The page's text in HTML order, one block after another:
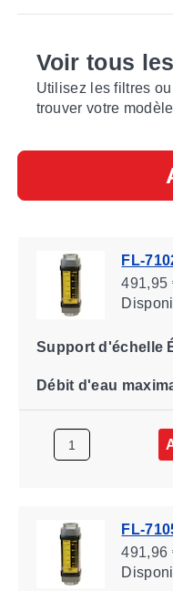
Voir tous
Utilisez les filtres
trouver votre
FL-
491,95
Support d'échelle
Débit d'eau
FL-
491,96